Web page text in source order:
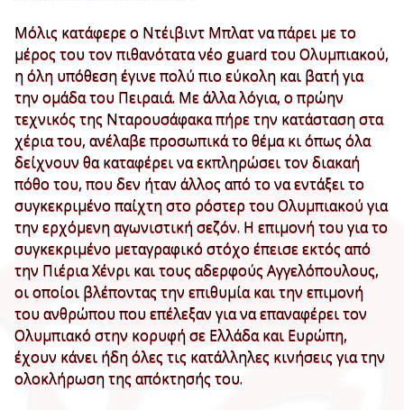
Μόλις κατάφερε ο Ντέιβιντ Μπλατ να πάρει με το
μέρος του τον πιθανότατα νέο guard του Ολυμπιακού,
η όλη υπόθεση έγινε πολύ πιο εύκολη και βατή για
την ομάδα του Πειραιά. Με άλλα λόγια, ο πρώην
τεχνικός της Νταρουσάφακα πήρε την κατάσταση στα
χέρια του, ανέλαβε προσωπικά το θέμα κι όπως όλα
δείχνουν θα καταφέρει να εκπληρώσει τον διακαή
πόθο του, που δεν ήταν άλλος από το να εντάξει το
συγκεκριμένο παίχτη στο ρόστερ του Ολυμπιακού για
την ερχόμενη αγωνιστική σεζόν. Η επιμονή του για το
συγκεκριμένο μεταγραφικό στόχο έπεισε εκτός από
την Πιέρια Χένρι και τους αδερφούς Αγγελόπουλους,
οι οποίοι βλέποντας την επιθυμία και την επιμονή
του ανθρώπου που επέλεξαν για να επαναφέρει τον
Ολυμπιακό στην κορυφή σε Ελλάδα και Ευρώπη,
έχουν κάνει ήδη όλες τις κατάλληλες κινήσεις για την
ολοκλήρωση της απόκτησής του.